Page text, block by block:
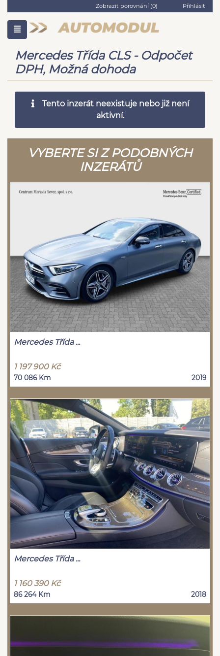
Zobrazit porovnání (0) Přihlásit
Mercedes Třída CLS - Odpočet
DPH, Možná dohoda
Tento inzerát neexistuje nebo již není
aktivní.
VYBERTE SI Z PODOBNÝCH
INZERÁTŮ
Mercedes Třída ...
1 197 900 Kč
70 086 Km 2019
Mercedes Třída ...
1 160 390 Kč
86 264 Km 2018